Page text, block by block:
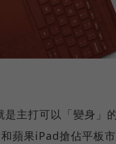
主打可以「變身」
蘋果iPad搶佔平板